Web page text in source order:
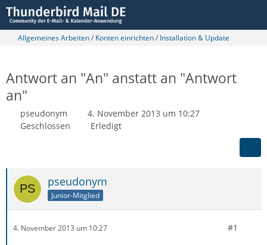
Allgemeines Arbeiten / Konten einrichten / Installation & Update
Antwort an "An" anstatt an "Antwort
an"
pseudonym
4. November 2013 um 10:27
Geschlossen
Erledigt
pseudonym
Junior-Mitglied
4. November 2013 um 10:27 #1